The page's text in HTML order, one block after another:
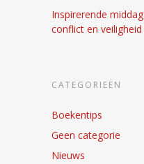
Inspirerende
conflict en
CATEGORIEËN
Boekentips
Geen categorie
Nieuws